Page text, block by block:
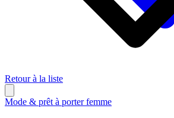
Retour à la liste
Mode & prêt à porter femme